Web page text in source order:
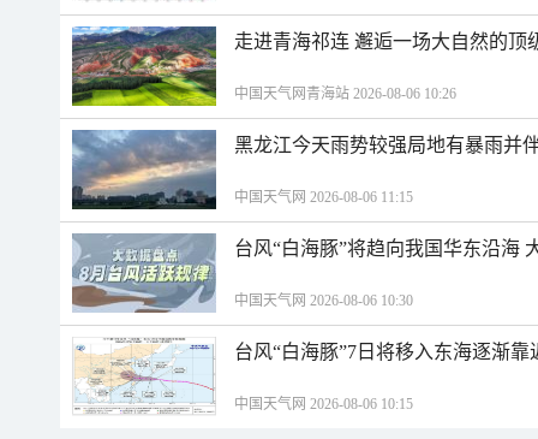
走进青海祁连 邂逅一场大自然的顶
中国天气网青海站 2026-08-06 10:26
黑龙江今天雨势较强局地有暴雨并
中国天气网 2026-08-06 11:15
台风“白海豚”将趋向我国华东沿海
中国天气网 2026-08-06 10:30
台风“白海豚”7日将移入东海逐渐
中国天气网 2026-08-06 10:15